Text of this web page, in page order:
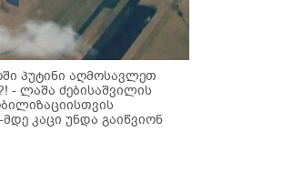
პუტინი აღმოსავლეთ
- ლაშა ძებისაშვილის
მდე კაცი უნდა გაიწვიონ